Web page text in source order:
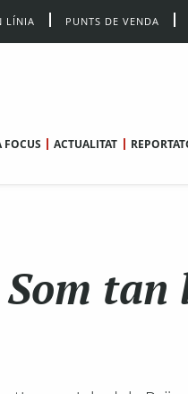
LÍNIA PUNTS DE VENDA
FOCUS ACTUALITAT
tan